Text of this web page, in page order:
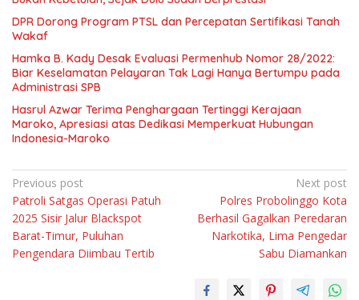
DPR Dorong Program PTSL dan Percepatan Sertifikasi Tanah
Wakaf
Hamka B. Kady Desak Evaluasi Permenhub Nomor 28/2022:
Biar Keselamatan Pelayaran Tak Lagi Hanya Bertumpu pada
Administrasi SPB
Hasrul Azwar Terima Penghargaan Tertinggi Kerajaan
Maroko, Apresiasi atas Dedikasi Memperkuat Hubungan
Indonesia-Maroko
Navigasi
pos
Previous post
Patroli Satgas Operasi Patuh
2025 Sisir Jalur Blackspot
Barat-Timur, Puluhan
Pengendara Diimbau Tertib
Next post
Polres Probolinggo Kota
Berhasil Gagalkan Peredaran
Narkotika, Lima Pengedar
Sabu Diamankan